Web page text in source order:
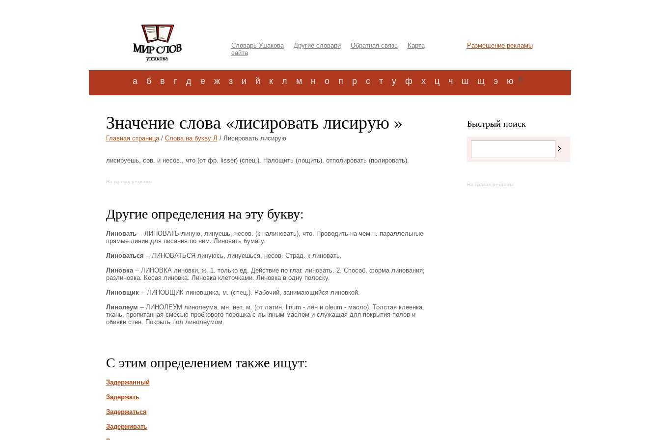
Словарь Ушакова Другие словари Обратная связь
Карта
сайта
Размещение рекламы
а б в г д е ж з и й к л м н о п р с т у ф х ц ч ш щ э ю я
Значение слова «лисировать лисирую »
Главная страница/ Слова на букву Л / Лисировать лисирую
лисируешь, сов. и несов., что (от фр. lisser) (спец.). Налощить (лощить), отполировать (полировать).
На правах рекламы:
Другие определения на эту букву:
Линовать-- ЛИНОВАТЬ линую, линуешь, несов. (к налиновать), что. Проводить на чем-н. параллельные
прямые линии для писания по ним. Линовать бумагу.
Линоваться -- ЛИНОВАТЬСЯ линуюсь, линуешься, несов. Страд. к линовать.
Линовка-- ЛИНОВКА линовки, ж. 1. только ед. Действие по глаг. линовать. 2. Способ, форма линования;
разлиновка. Косая линовка. Линовка клеточками. Линовка в одну полоску.
Линовщик-- ЛИНОВЩИК линовщика, м. (спец.). Рабочий, занимающийся линовкой.
Линолеум -- ЛИНОЛЕУМ линолеума, мн. нет, м. (от латин. linum - лён и oleum - масло). Толстая клеенка,
ткань, пропитанная смесью пробкового порошка с льняным маслом и служащая для покрытия полов и
обивки стен. Покрыть пол линолеумом.
С этим определением также ищут:
Задержанный
Задержать
Задержаться
Задерживать
Быстрый поиск
На правах рекламы: